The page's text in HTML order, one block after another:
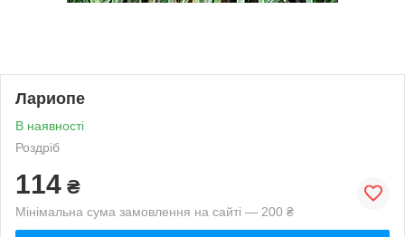
Лариопе
В наявності
Роздріб
114 ₴
Мінімальна сума замовлення на сайті — 200 ₴